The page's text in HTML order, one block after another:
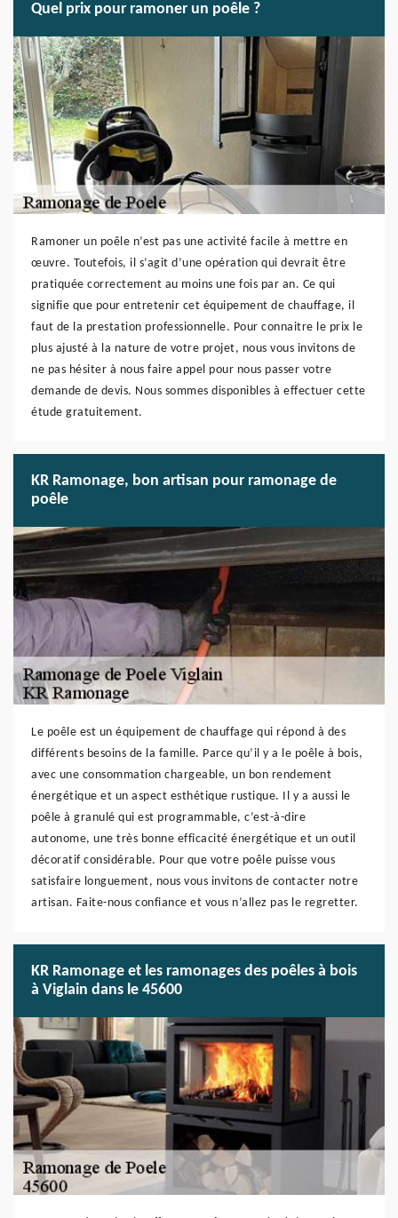
Quel prix pour ramoner un poêle ?
Ramoner un poêle n’est pas une activité facile à mettre en
œuvre. Toutefois, il s’agit d’une opération qui devrait être
pratiquée correctement au moins une fois par an. Ce qui
signifie que pour entretenir cet équipement de chauffage, il
faut de la prestation professionnelle. Pour connaitre le prix le
plus ajusté à la nature de votre projet, nous vous invitons de
ne pas hésiter à nous faire appel pour nous passer votre
demande de devis. Nous sommes disponibles à effectuer cette
étude gratuitement.
KR Ramonage, bon artisan pour ramonage de
poêle
Le poêle est un équipement de chauffage qui répond à des
différents besoins de la famille. Parce qu’il y a le poêle à bois,
avec une consommation chargeable, un bon rendement
énergétique et un aspect esthétique rustique. Il y a aussi le
poêle à granulé qui est programmable, c’est-à-dire
autonome, une très bonne efficacité énergétique et un outil
décoratif considérable. Pour que votre poêle puisse vous
satisfaire longuement, nous vous invitons de contacter notre
artisan. Faite-nous confiance et vous n’allez pas le regretter.
KR Ramonage et les ramonages des poêles à bois
à Viglain dans le 45600